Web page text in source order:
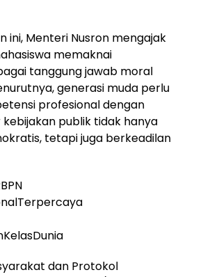
ini, Menteri Nusron mengajak
memaknai
tanggung jawab moral
generasi muda perlu
profesional dengan
publik tidak hanya
tetapi juga berkeadilan
dan Protokol